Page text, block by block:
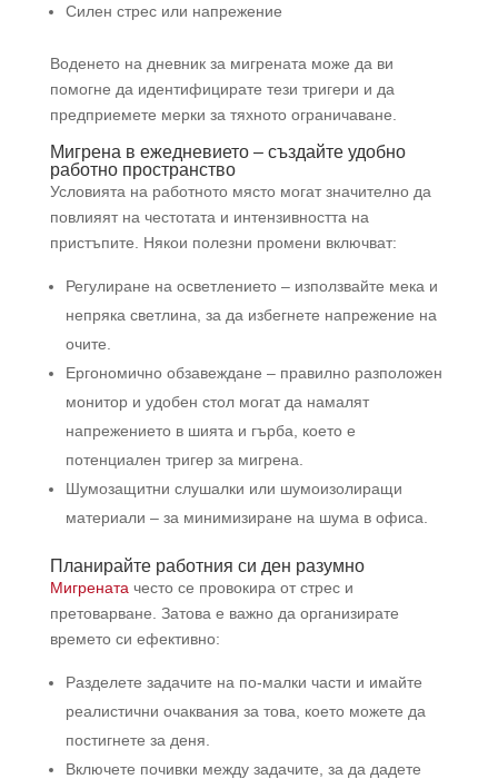
Силен стрес или напрежение
Воденето на дневник за мигрената може да ви
помогне да идентифицирате тези тригери и да
предприемете мерки за тяхното ограничаване.
Мигрена в ежедневието – създайте удобно
работно пространство
Условията на работното място могат значително да
повлияят на честотата и интензивността на
пристъпите. Някои полезни промени включват:
Регулиране на осветлението – използвайте мека и
непряка светлина, за да избегнете напрежение на
очите.
Ергономично обзавеждане – правилно разположен
монитор и удобен стол могат да намалят
напрежението в шията и гърба, което е
потенциален тригер за мигрена.
Шумозащитни слушалки или шумоизолиращи
материали – за минимизиране на шума в офиса.
Планирайте работния си ден разумно
Мигрената често се провокира от стрес и
претоварване. Затова е важно да организирате
времето си ефективно:
Разделете задачите на по-малки части и имайте
реалистични очаквания за това, което можете да
постигнете за деня.
Включете почивки между задачите, за да дадете